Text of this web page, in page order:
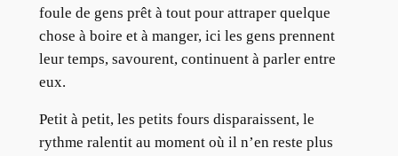
foule de gens prêt à tout pour attraper quelque
chose à boire et à manger, ici les gens prennent
leur temps, savourent, continuent à parler entre
eux.
Petit à petit, les petits fours disparaissent, le
rythme ralentit au moment où il n’en reste plus